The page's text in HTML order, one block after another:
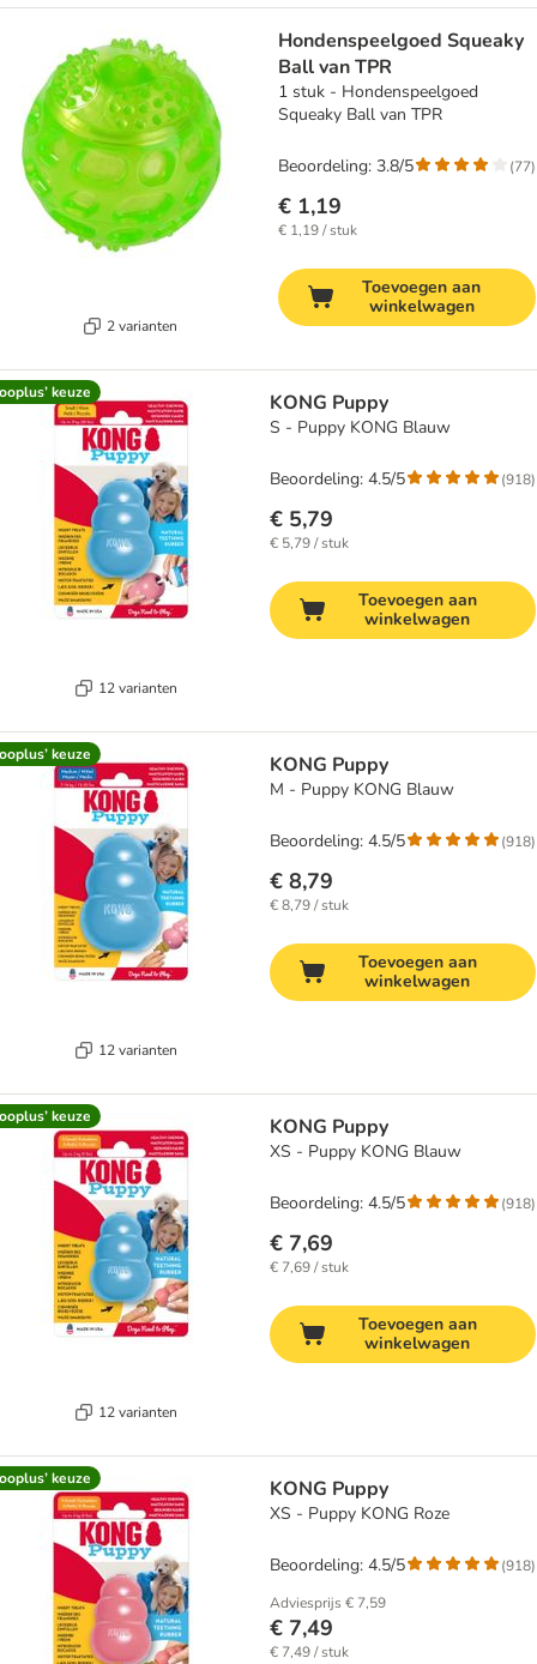
2 varianten
Hondenspeelgoed Squeaky
Ball van TPR
1 stuk - Hondenspeelgoed
Squeaky Ball van TPR
€ 1,19
€ 1,19 / stuk
Beoordeling: 3.8/5 (77)
Toevoegen aan
winkelwagen
keuze
12 varianten
KONG Puppy
S - Puppy KONG Blauw
€ 5,79
€ 5,79 / stuk
Beoordeling: 4.5/5 (918)
Toevoegen aan
winkelwagen
keuze
12 varianten
KONG Puppy
M - Puppy KONG Blauw
€ 8,79
€ 8,79 / stuk
Beoordeling: 4.5/5 (918)
Toevoegen aan
winkelwagen
keuze
12 varianten
KONG Puppy
XS - Puppy KONG Blauw
€ 7,69
€ 7,69 / stuk
Beoordeling: 4.5/5 (918)
Toevoegen aan
winkelwagen
keuze KONG Puppy
XS - Puppy KONG Roze
Adviesprijs € 7,59
€ 7,49
€ 7,49 / stuk
Beoordeling: 4.5/5 (918)